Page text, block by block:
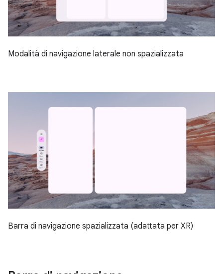
Modalità di navigazione laterale non spazializzata
Barra di navigazione spazializzata (adattata per XR)